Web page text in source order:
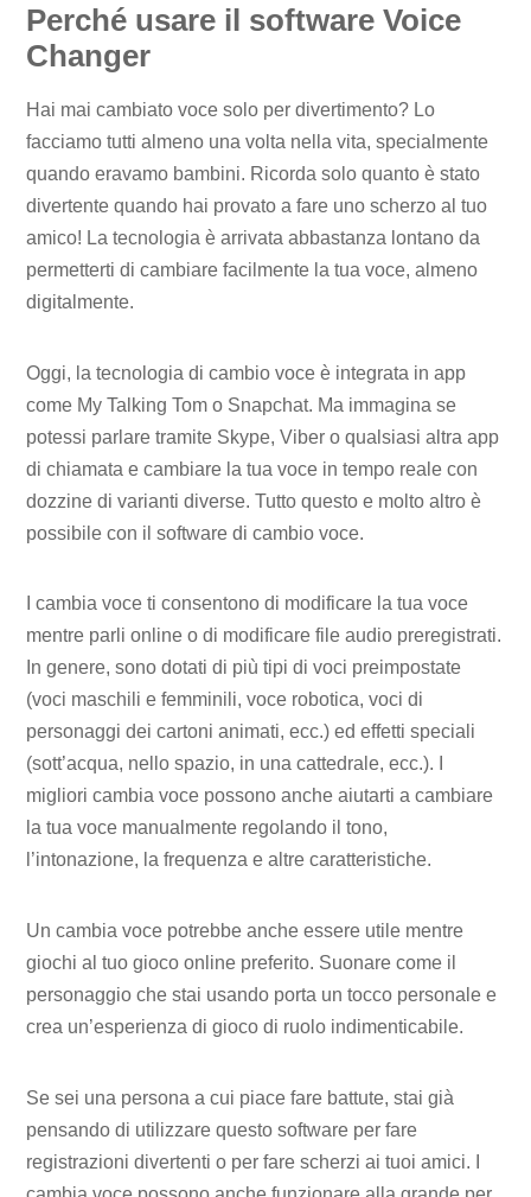
Perché usare il software Voice
Changer
Hai mai cambiato voce solo per divertimento? Lo
facciamo tutti almeno una volta nella vita, specialmente
quando eravamo bambini. Ricorda solo quanto è stato
divertente quando hai provato a fare uno scherzo al tuo
amico! La tecnologia è arrivata abbastanza lontano da
permetterti di cambiare facilmente la tua voce, almeno
digitalmente.
Oggi, la tecnologia di cambio voce è integrata in app
come My Talking Tom o Snapchat. Ma immagina se
potessi parlare tramite Skype, Viber o qualsiasi altra app
di chiamata e cambiare la tua voce in tempo reale con
dozzine di varianti diverse. Tutto questo e molto altro è
possibile con il software di cambio voce.
I cambia voce ti consentono di modificare la tua voce
mentre parli online o di modificare file audio preregistrati.
In genere, sono dotati di più tipi di voci preimpostate
(voci maschili e femminili, voce robotica, voci di
personaggi dei cartoni animati, ecc.) ed effetti speciali
(sott’acqua, nello spazio, in una cattedrale, ecc.). I
migliori cambia voce possono anche aiutarti a cambiare
la tua voce manualmente regolando il tono,
l’intonazione, la frequenza e altre caratteristiche.
Un cambia voce potrebbe anche essere utile mentre
giochi al tuo gioco online preferito. Suonare come il
personaggio che stai usando porta un tocco personale e
crea un’esperienza di gioco di ruolo indimenticabile.
Se sei una persona a cui piace fare battute, stai già
pensando di utilizzare questo software per fare
registrazioni divertenti o per fare scherzi ai tuoi amici. I